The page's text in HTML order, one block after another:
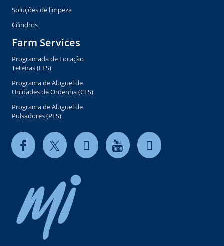
Soluções de limpeza
Cilindros
Farm Services
Programada de Locação
Teteiras (LES)
Programa de Aluguel de
Unidades de Ordenha (CES)
Programa de Aluguel de
Pulsadores (PES)